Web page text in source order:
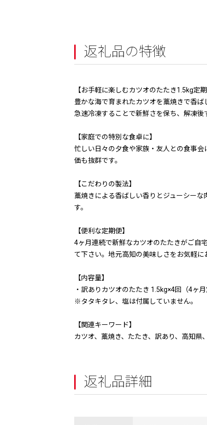
返礼品の特徴
【お手軽に楽しむカツオのたたき1.5kg定期
豊かな海で育まれたカツオを藁焼きで香
急速冷凍することで新鮮さを保ち、解凍後
【家庭での特別な食卓に】
忙しい日々の夕食や家族・友人との食事
価も抜群です。
【こだわりの製法】
藁焼きによる香ばしい香りとジューシー
す。
【便利な定期便】
4ヶ月連続で新鮮なカツオのたたきがご自
て下さい。地元高知の美味しさをお気軽に
【内容量】
・訳ありカツオのたたき 1.5kg×4回（4ヶ月
※タタキタレ、塩は付属していません。
【関連キーワード】
カツオ、藁焼き、たたき、訳あり、高知
返礼品詳細